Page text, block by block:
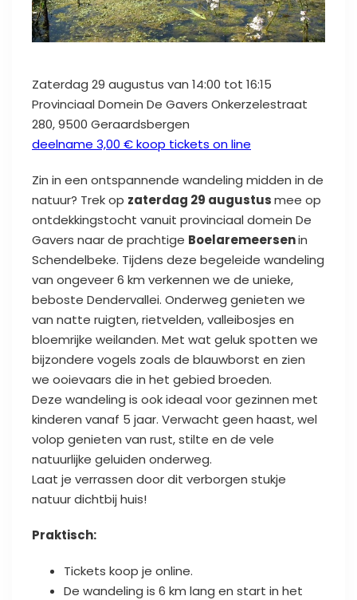
Zaterdag 29 augustus van 14:00 tot 16:15
Provinciaal Domein De Gavers Onkerzelestraat
280, 9500 Geraardsbergen
deelname 3,00 € koop tickets on line
Zin in een ontspannende wandeling midden in de
natuur? Trek op zaterdag 29 augustusmee op
ontdekkingstocht vanuit provinciaal domein De
Gavers naar de prachtige Boelaremeersenin
Schendelbeke. Tijdens deze begeleide wandeling
van ongeveer 6 km verkennen we de unieke,
beboste Dendervallei. Onderweg genieten we
van natte ruigten, rietvelden, valleibosjes en
bloemrijke weilanden. Met wat geluk spotten we
bijzondere vogels zoals de blauwborst en zien
we ooievaars die in het gebied broeden.
Deze wandeling is ook ideaal voor gezinnen met
kinderen vanaf 5 jaar. Verwacht geen haast, wel
volop genieten van rust, stilte en de vele
natuurlijke geluiden onderweg.
Laat je verrassen door dit verborgen stukje
natuur dichtbij huis!
Praktisch:
Tickets koop je online.
De wandeling is 6 km lang en start in het